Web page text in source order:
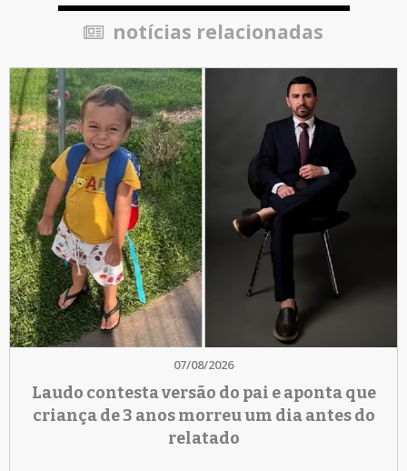
notícias relacionadas
07/08/2026
Laudo contesta versão do pai e aponta que
criança de 3 anos morreu um dia antes do
relatado